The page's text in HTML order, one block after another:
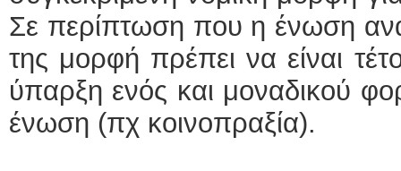
Σε περίπτωση που η ένωση
της μορφή πρέπει να είναι
ύπαρξη ενός και μοναδικού
ένωση (πχ κοινοπραξία).